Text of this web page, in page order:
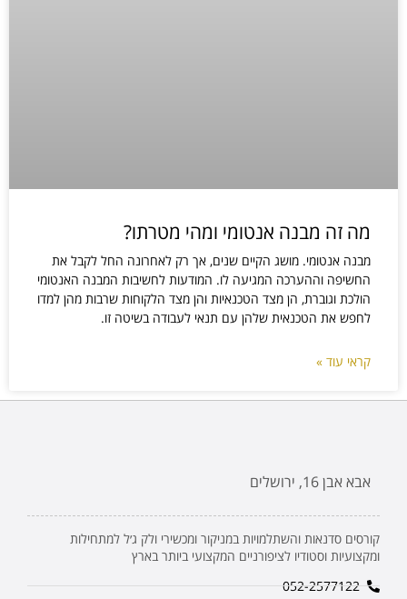
מה זה מבנה אנטומי ומהי מטרתו?
מבנה אנטומי. מושג הקיים שנים, אך רק לאחרונה החל לקבל את
החשיפה וההערכה המגיעה לו. המודעות לחשיבות המבנה האנטומי
הולכת וגוברת, הן מצד הטכנאיות והן מצד הלקוחות שרבות מהן למדו
לחפש את הטכנאית שלהן עם תנאי לעבודה בשיטה זו.
קראי עוד »
אבא אבן 16, ירושלים
קורסים סדנאות והשתלמויות במניקור ומכשירי ולק ג׳ל למתחילות
ומקצועיות וסטודיו לציפורניים המקצועי ביותר בארץ
052-2577122